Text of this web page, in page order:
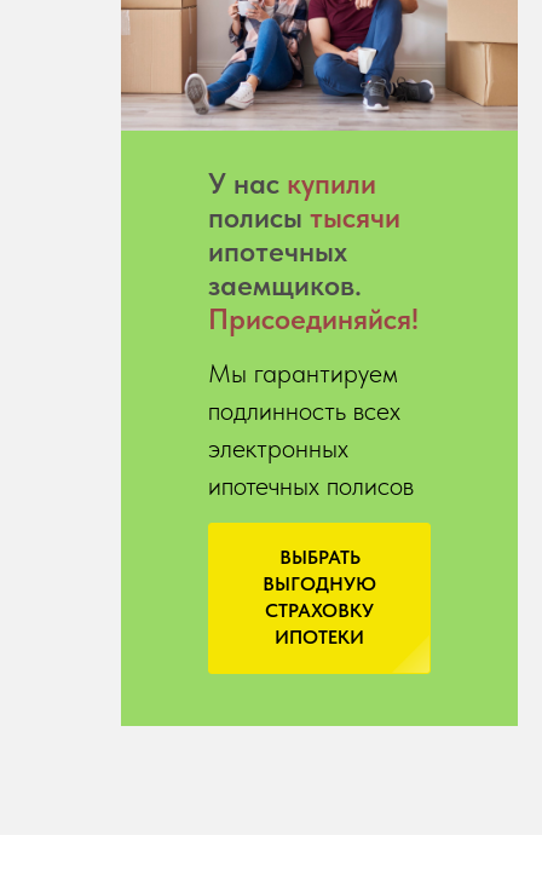
У нас купили
полисы тысячи
ипотечных
заемщиков.
Присоединяйся!
Мы гарантируем
подлинность всех
электронных
ипотечных полисов
ВЫБРАТЬ
ВЫГОДНУЮ
СТРАХОВКУ
ИПОТЕКИ